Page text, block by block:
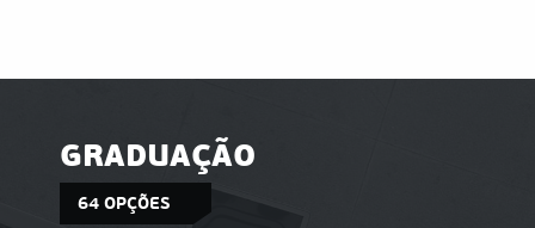
GRADUAÇÃO
64 OPÇÕES